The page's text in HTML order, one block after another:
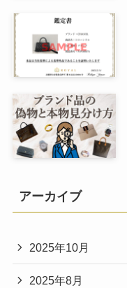
アーカイブ
2025年10月
2025年8月